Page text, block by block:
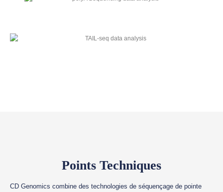
Points Techniques
CD Genomics combine des technologies de séquençage de pointe